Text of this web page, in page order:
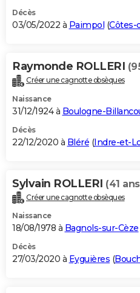
Décès
03/05/2022 à Paimpol (Côtes-
Raymonde ROLLERI
Créer une cagnotte obsèques
Naissance
31/12/1924 à Boulogne-
Décès
22/12/2020 à Bléré (Indre-et-
Sylvain ROLLERI (41
Créer une cagnotte obsèques
Naissance
18/08/1978 à Bagnols-sur-Cèze
Décès
27/03/2020 à Eyguières (